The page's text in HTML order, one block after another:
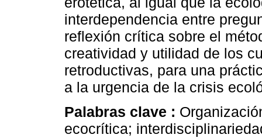
interdependencia entre
reflexión crítica sobre el
creatividad y utilidad de los
retroductivas, para una
a la urgencia de la crisis
Palabras clave :
ecocrítica;